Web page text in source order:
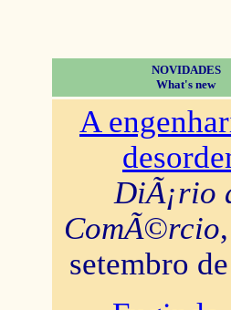
NOVIDADES
What's new
A
DiÃ¡rio
ComÃ©rcio
setembro